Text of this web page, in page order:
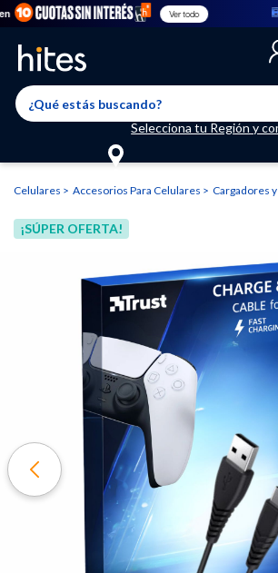
Ver todo
Selecciona tu Región y
El producto ha sido eliminado
El producto ha sido agregado a tu lista de
Llegaste al límite de productos favoritos
uno nuevo ingresa a “Mi cuenta” y elimina
Celulares Accesorios Para Celulares Cargadores y
¡SÚPER OFERTA!